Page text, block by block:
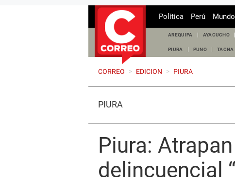
Política Perú Mundo
AREQUIPA AYACUCHO
PIURA PUNO TACNA
CORREO > EDICION > PIURA
PIURA
Piura:
delincuencial